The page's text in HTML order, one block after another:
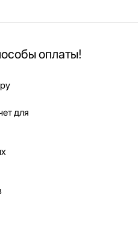
оплаты!
для